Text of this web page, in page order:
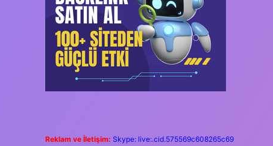
Reklam ve İletişim: Skype: live:.cid.575569c608265c69